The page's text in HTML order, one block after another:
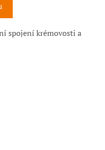
spojení krémovosti a